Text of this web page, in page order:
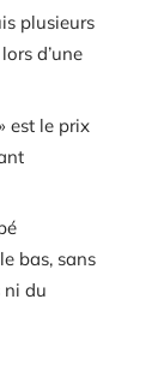
plusieurs
d’une
est le prix
bas, sans
ni du